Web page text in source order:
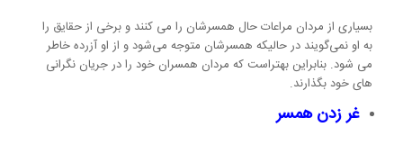
بسیاری از مردان مراعات حال همسرشان را می کنند و برخی از حقایق را
به او نمی‌گویند در حالیکه همسرشان متوجه می‌شود و از او آزرده خاطر
می شود. بنابراین بهتراست که مردان همسران خود را در جریان نگرانی
های خود بگذارند.
غر زدن همسر